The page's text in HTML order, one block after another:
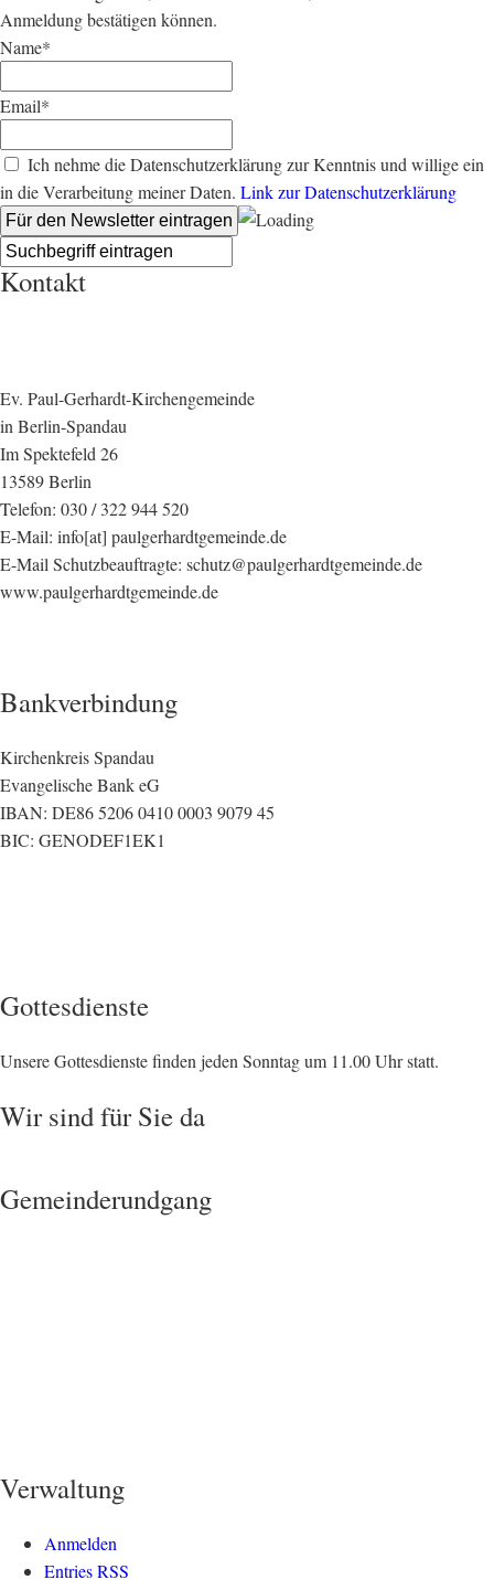
Anmeldung bestätigen können.
Name*
Email*
Ich nehme die Datenschutzerklärung zur Kenntnis und willige ein
in die Verarbeitung meiner Daten. Link zur Datenschutzerklärung
Kontakt
Ev. Paul-Gerhardt-Kirchengemeinde
in Berlin-Spandau
Im Spektefeld 26
13589 Berlin
Telefon: 030 / 322 944 520
E-Mail: info[at] paulgerhardtgemeinde.de
E-Mail Schutzbeauftragte: schutz@paulgerhardtgemeinde.de
www.paulgerhardtgemeinde.de
Bankverbindung
Kirchenkreis Spandau
Evangelische Bank eG
IBAN: DE86 5206 0410 0003 9079 45
BIC: GENODEF1EK1
Gottesdienste
Unsere Gottesdienste finden jeden Sonntag um 11.00 Uhr statt.
Wir sind für Sie da
Gemeinderundgang
Verwaltung
Anmelden
EntriesRSS